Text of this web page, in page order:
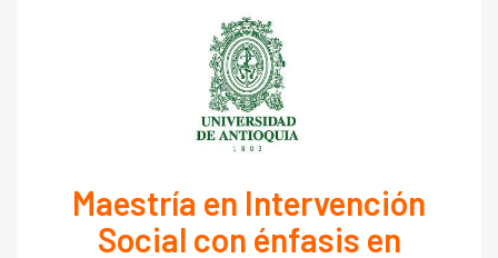
Maestría en Intervención
Social con énfasis en